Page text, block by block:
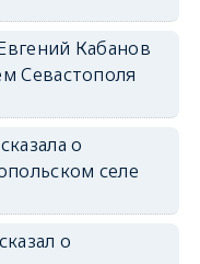
Кабанов
Севастополя
о
селе
о